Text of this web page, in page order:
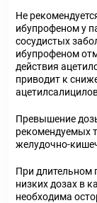
Не
ибупрофеном у
сосудистых
ибупрофеном
действия
приводит к
Превышение
рекомендуемых
желудочно-
При длительном
низких дозах в
необходима